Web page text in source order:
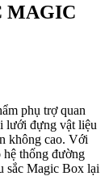
MAGIC
phụ trợ quan
lưới đựng vật liệu
không cao. Với
hệ thống đường
sắc Magic Box lại